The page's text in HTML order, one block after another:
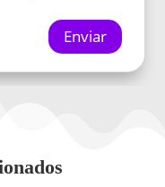
Enviar